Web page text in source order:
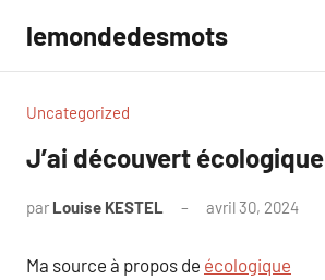
contenu
lemondedesmots
Uncategorized
J’ai découvert écologique
par Louise KESTEL avril 30, 2024
Ma source à propos de écologique